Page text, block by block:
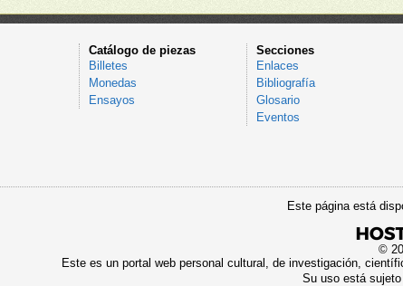
Catálogo de piezas
Billetes
Monedas
Ensayos
Secciones
Enlaces
Bibliografía
Glosario
Eventos
Este página está
©
Este es un portal web personal cultural, de investigación,
Su uso está